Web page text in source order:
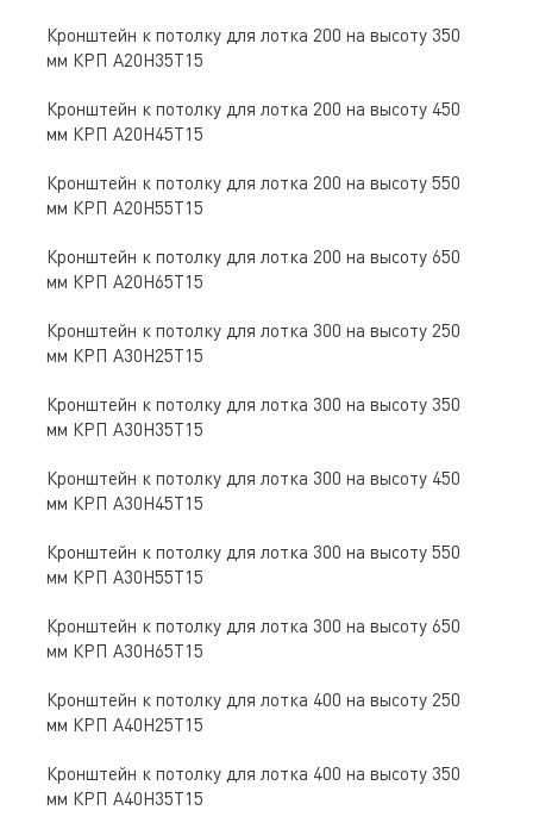
Кронштейн к потолку для лотка 200 на высоту 350
мм КРП А20Н35Т15
Кронштейн к потолку для лотка 200 на высоту 450
мм КРП А20Н45Т15
Кронштейн к потолку для лотка 200 на высоту 550
мм КРП А20Н55Т15
Кронштейн к потолку для лотка 200 на высоту 650
мм КРП А20Н65Т15
Кронштейн к потолку для лотка 300 на высоту 250
мм КРП А30Н25Т15
Кронштейн к потолку для лотка 300 на высоту 350
мм КРП А30Н35Т15
Кронштейн к потолку для лотка 300 на высоту 450
мм КРП А30Н45Т15
Кронштейн к потолку для лотка 300 на высоту 550
мм КРП А30Н55Т15
Кронштейн к потолку для лотка 300 на высоту 650
мм КРП А30Н65Т15
Кронштейн к потолку для лотка 400 на высоту 250
мм КРП А40Н25Т15
Кронштейн к потолку для лотка 400 на высоту 350
мм КРП А40Н35Т15